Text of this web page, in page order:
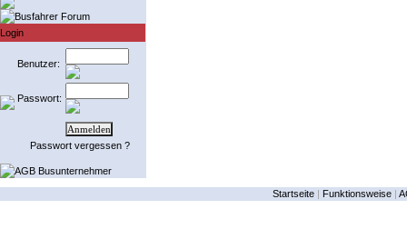
Busfahrer Forum
Login
Benutzer:
Passwort:
Passwort vergessen ?
AGB Busunternehmer
Startseite | Funktionsweise |